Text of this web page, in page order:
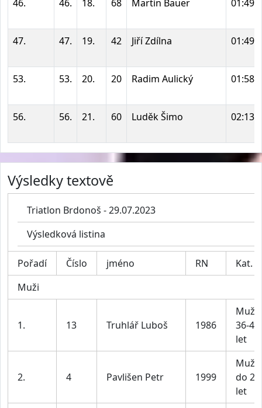
46. 46. 18. 68 Martin Bauer
47. 47. 19. 42 Jiří Zdílna
53. 53. 20. 20 Radim Aulický
56. 56. 21. 60 Luděk Šimo
Výsledky textově
Triatlon Brdonoš - 29.07.2023
Výsledková listina
Pořadí Číslo jméno RN
Kat.
Muži
1. 13 Truhlář Luboš 1986
Muži
36-45
let
2. 4 Pavlišen Petr 1999
Muži
do 25
let